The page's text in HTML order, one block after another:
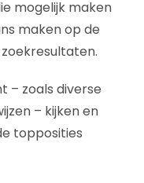
mogelijk maken
maken op de
– zoals diverse
– kijken en
topposities